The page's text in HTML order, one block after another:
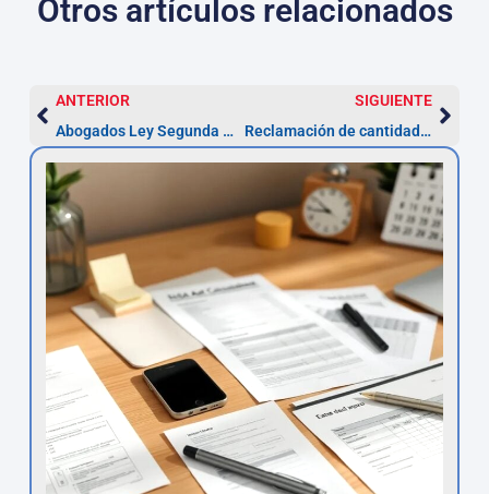
Otros artículos relacionados
ANTERIOR
Abogados Ley Segunda Oportunidad — La Laguna
SIGUIENTE
Reclamación de cantidad en La Laguna: abogados y plazo de 5 años